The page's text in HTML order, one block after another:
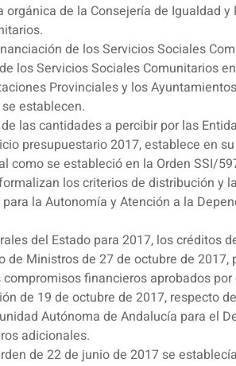
de la Consejería de Igualdad
de los Servicios Sociales
los Servicios Sociales Comunitarios
Provinciales y los
establecen.
las cantidades a percibir por las
presupuestario 2017, establece en
como se estableció en la Orden SSI/
los criterios de distribución y
la Autonomía y Atención a la
del Estado para 2017, los créditos
Ministros de 27 de octubre de
financieros aprobados
de 19 de octubre de 2017, respecto
Autónoma de Andalucía para el
adicionales.
de 22 de junio de 2017 se